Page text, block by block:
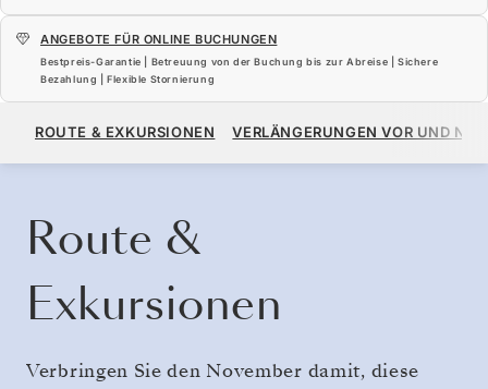
ANGEBOTE FÜR ONLINE BUCHUNGEN
Bestpreis-Garantie | Betreuung von der Buchung bis zur Abreise | Sichere
Bezahlung | Flexible Stornierung
23.200 $
ROUTE & EXKURSIONEN VERLÄNGERUNGEN VOR UND
Route &
Exkursionen
Verbringen Sie den November damit, diese